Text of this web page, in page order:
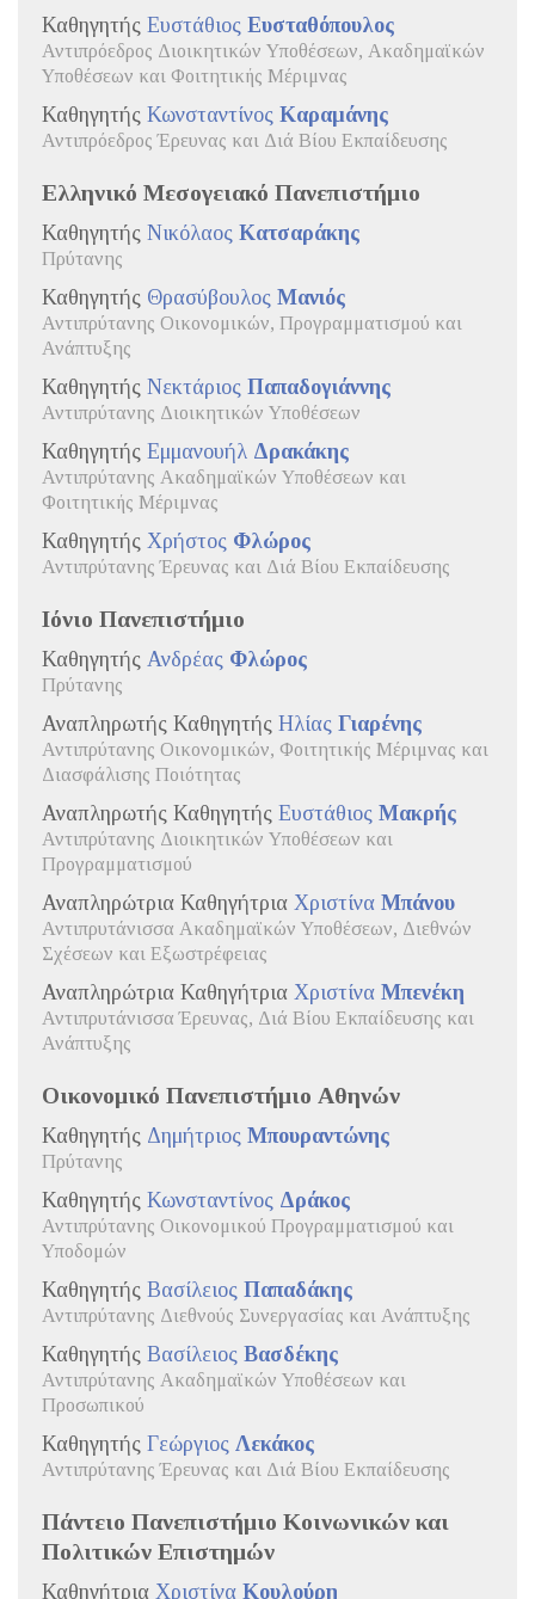
Καθηγητής Ευστάθιος Ευσταθόπουλoς
Αντιπρόεδρος Διοικητικών Υποθέσεων, Ακαδημαϊκών
Υποθέσεων και Φοιτητικής Μέριμνας
Καθηγητής Κωνσταντίνος Καραμάνης
Αντιπρόεδρος Έρευνας και Διά Βίου Εκπαίδευσης
Ελληνικό Μεσογειακό Πανεπιστήμιο
Καθηγητής Νικόλαος Κατσαράκης
Πρύτανης
Καθηγητής Θρασύβουλος Μανιός
Αντιπρύτανης Οικονομικών, Προγραμματισμού και
Ανάπτυξης
Καθηγητής Νεκτάριος Παπαδογιάννης
Αντιπρύτανης Διοικητικών Υποθέσεων
Καθηγητής Εμμανουήλ Δρακάκης
Αντιπρύτανης Ακαδημαϊκών Υποθέσεων και
Φοιτητικής Μέριμνας
Καθηγητής Χρήστος Φλώρος
Αντιπρύτανης Έρευνας και Διά Βίου Εκπαίδευσης
Ιόνιο Πανεπιστήμιο
Καθηγητής Ανδρέας Φλώρος
Πρύτανης
Αναπληρωτής Καθηγητής Ηλίας Γιαρένης
Αντιπρύτανης Οικονομικών, Φοιτητικής Μέριμνας και
Διασφάλισης Ποιότητας
Αναπληρωτής Καθηγητής Ευστάθιος Μακρής
Αντιπρύτανης Διοικητικών Υποθέσεων και
Προγραμματισμού
Αναπληρώτρια Καθηγήτρια Χριστίνα Μπάνου
Αντιπρυτάνισσα Ακαδημαϊκών Υποθέσεων, Διεθνών
Σχέσεων και Εξωστρέφειας
Αναπληρώτρια Καθηγήτρια Χριστίνα Μπενέκη
Αντιπρυτάνισσα Έρευνας, Διά Βίου Εκπαίδευσης και
Ανάπτυξης
Οικονομικό Πανεπιστήμιο Αθηνών
Καθηγητής Δημήτριος Μπουραντώνης
Πρύτανης
Καθηγητής Κωνσταντίνος Δράκος
Αντιπρύτανης Οικονομικού Προγραμματισμού και
Υποδομών
Καθηγητής Βασίλειος Παπαδάκης
Αντιπρύτανης Διεθνούς Συνεργασίας και Ανάπτυξης
Καθηγητής Βασίλειος Βασδέκης
Αντιπρύτανης Ακαδημαϊκών Υποθέσεων και
Προσωπικού
Καθηγητής Γεώργιος Λεκάκος
Αντιπρύτανης Έρευνας και Διά Βίου Εκπαίδευσης
Πάντειο Πανεπιστήμιο Κοινωνικών και
Πολιτικών Επιστημών
Καθηγήτρια Χριστίνα Κουλούρη